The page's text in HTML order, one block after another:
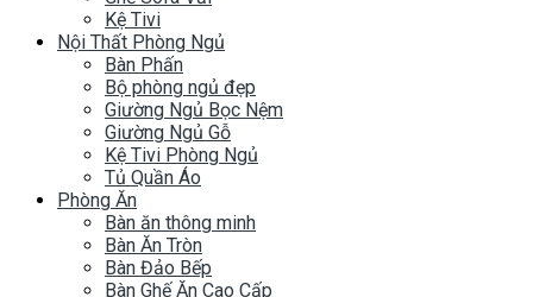
Kệ Tivi
Nội Thất Phòng Ngủ
Bàn Phấn
Bộ phòng ngủ đẹp
Giường Ngủ Bọc Nệm
Giường Ngủ Gỗ
Kệ Tivi Phòng Ngủ
Tủ Quần Áo
Phòng Ăn
Bàn ăn thông minh
Bàn Ăn Tròn
Bàn Đảo Bếp
Bàn Ghế Ăn Cao Cấp